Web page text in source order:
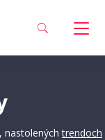
, nastolenýchtrendoch